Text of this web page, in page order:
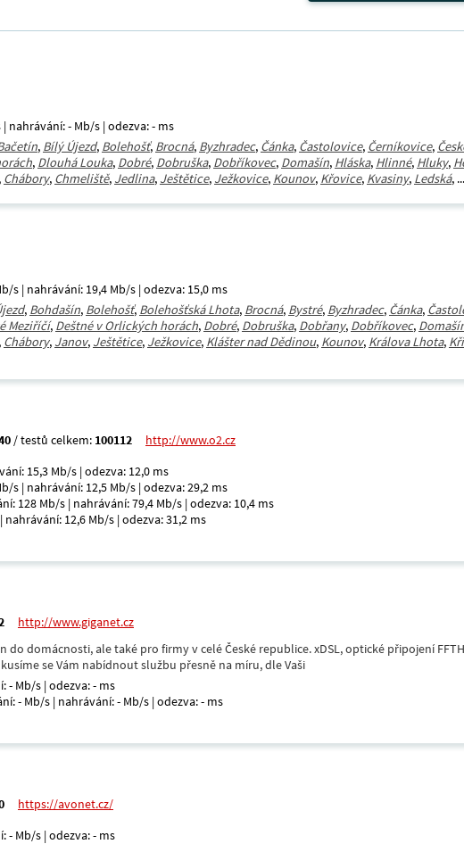
nahrávání: - Mb/s | odezva: - ms
, Bílý Újezd, Bolehošť, Brocná, Byzhradec, Čánka, Častolovice, Černíkovice,
, Dlouhá Louka, Dobré, Dobruška, Dobříkovec, Domašín, Hláska, Hlinné, Hluky,
Chábory, Chmeliště, Jedlina, Ještětice, Ježkovice, Kounov, Křovice, Kvasiny, Ledská, ...
s | nahrávání: 19,4 Mb/s | odezva: 15,0 ms
, Bohdašín, Bolehošť, Bolehošťská Lhota, Brocná, Bystré, Byzhradec, Čánka,
Meziříčí, Deštné v Orlických horách, Dobré, Dobruška, Dobřany, Dobříkovec,
Chábory, Janov, Ještětice, Ježkovice, Klášter nad Dědinou, Kounov, Králova Lhota,
/ testů celkem: 100112
http://www.o2.cz
15,3 Mb/s | odezva: 12,0 ms
s | nahrávání: 12,5 Mb/s | odezva: 29,2 ms
128 Mb/s | nahrávání: 79,4 Mb/s | odezva: 10,4 ms
nahrávání: 12,6 Mb/s | odezva: 31,2 ms
http://www.giganet.cz
domácnosti, ale také pro firmy v celé České republice. xDSL, optické připojení
se Vám nabídnout službu přesně na míru, dle Vaši
- Mb/s | odezva: - ms
- Mb/s | nahrávání: - Mb/s | odezva: - ms
https://avonet.cz/
- Mb/s | odezva: - ms